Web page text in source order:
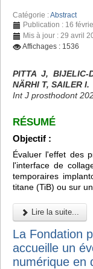
Catégorie :Abstract
Publication : 16
Mis à jour : 29 avril
Affichages : 1536
PITTA J, BIJELIC-
NÄRHI T, SAILER I.
Int J prosthodont
RÉSUMÉ
Objectif :
Évaluer l'effet des
l'interface de
temporaires
titane (TiB) ou sur
Lire la suite...
La Fondation
accueille un
numérique en